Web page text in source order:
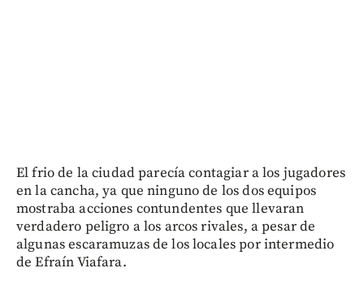
El frio de la ciudad parecía contagiar a los jugadores
en la cancha, ya que ninguno de los dos equipos
mostraba acciones contundentes que llevaran
verdadero peligro a los arcos rivales, a pesar de
algunas escaramuzas de los locales por intermedio
de Efraín Viafara.